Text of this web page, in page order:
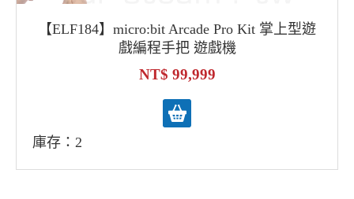
【ELF184】micro:bit Arcade Pro Kit 掌上型遊
戲編程手把 遊戲機
99,999
庫存：2